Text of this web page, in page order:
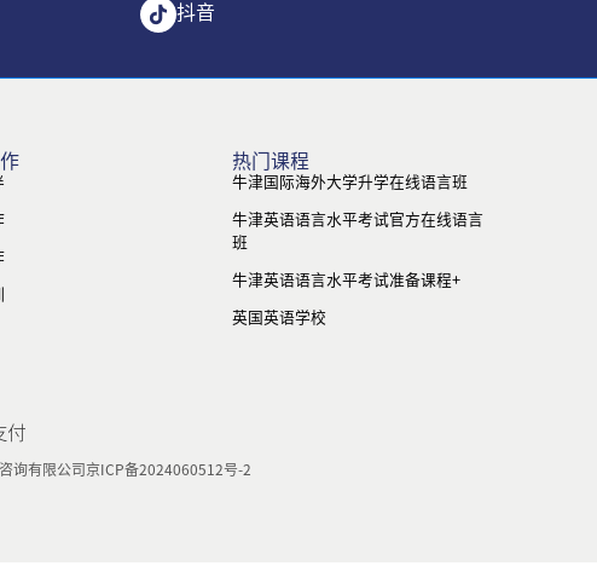
抖音
热门课程
牛津国际海外大学升学在线语言班
牛津英语语言水平考试官方在线语言
班
牛津英语语言水平考试准备课程+
英国英语学校
询有限公司京ICP备2024060512号-2